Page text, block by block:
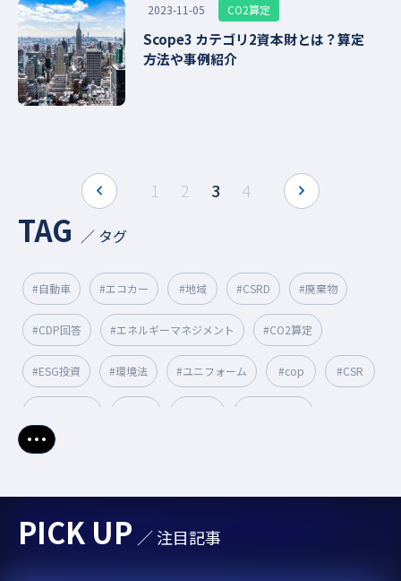
2023-11-05 CO2算定
Scope3 カテゴリ2資本財とは？算定
方法や事例紹介
prev 1 2 3 4 next
TAG ／ タグ
#自動車 #エコカー #地域 #CSRD #廃棄物
#CDP回答 #エネルギーマネジメント #CO2算定
#ESG投資 #環境法 #ユニフォーム #cop #CSR
#CDPスコア
#環境課題 #作業着 #パリ協定 #GX人材 #電力
#ESGデータ #欧州規制 #人的資本
さらに表示
PICK UP ／ 注目記事